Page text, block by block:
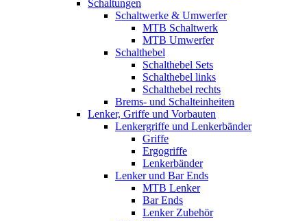
Schaltungen
Schaltwerke & Umwerfer
MTB Schaltwerk
MTB Umwerfer
Schalthebel
Schalthebel Sets
Schalthebel links
Schalthebel rechts
Brems- und Schalteinheiten
Lenker, Griffe und Vorbauten
Lenkergriffe und Lenkerbänder
Griffe
Ergogriffe
Lenkerbänder
Lenker und Bar Ends
MTB Lenker
Bar Ends
Lenker Zubehör